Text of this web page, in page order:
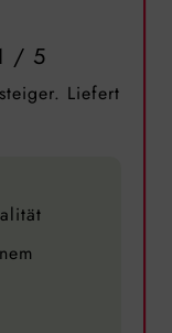
Liefert